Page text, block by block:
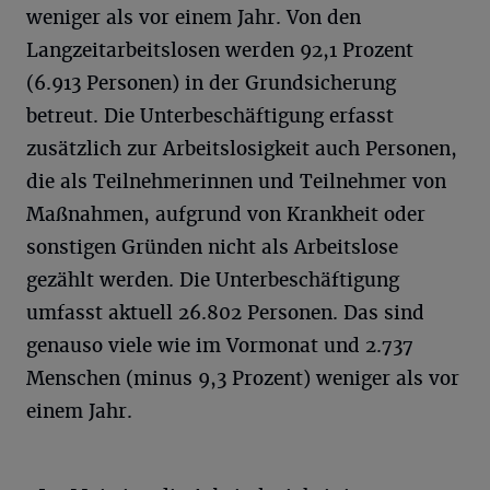
weniger als vor einem Jahr. Von den
Langzeitarbeitslosen werden 92,1 Prozent
(6.913 Personen) in der Grundsicherung
betreut. Die Unterbeschäftigung erfasst
zusätzlich zur Arbeitslosigkeit auch Personen,
die als Teilnehmerinnen und Teilnehmer von
Maßnahmen, aufgrund von Krankheit oder
sonstigen Gründen nicht als Arbeitslose
gezählt werden. Die Unterbeschäftigung
umfasst aktuell 26.802 Personen. Das sind
genauso viele wie im Vormonat und 2.737
Menschen (minus 9,3 Prozent) weniger als vor
einem Jahr.